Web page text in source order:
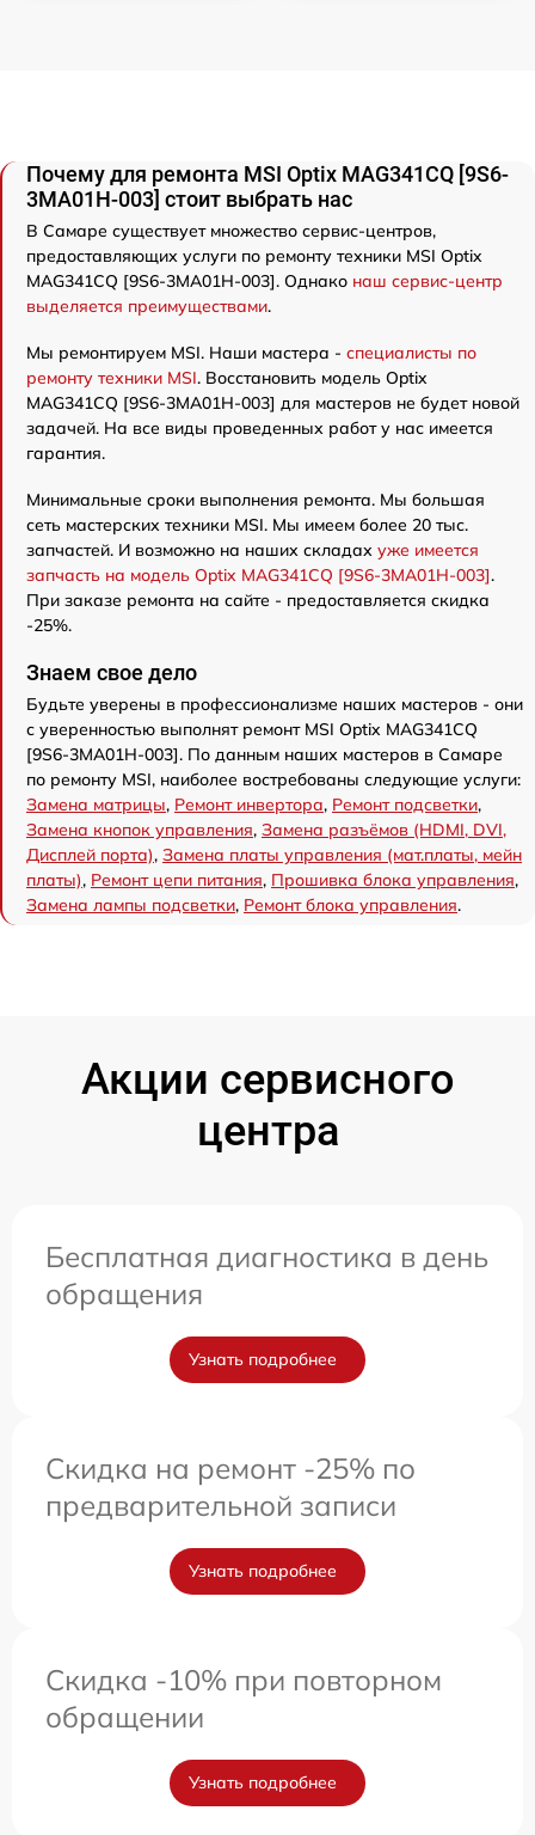
Почему для ремонта MSI Optix MAG341CQ [9S6-
3MA01H-003] стоит выбрать нас
В Самаре существует множество сервис-центров,
предоставляющих услуги по ремонту техники MSI Optix
MAG341CQ [9S6-3MA01H-003]. Однако наш сервис-центр
выделяется преимуществами.
Мы ремонтируем MSI. Наши мастера - специалисты по
ремонту техники MSI. Восстановить модель Optix
MAG341CQ [9S6-3MA01H-003] для мастеров не будет новой
задачей. На все виды проведенных работ у нас имеется
гарантия.
Минимальные сроки выполнения ремонта. Мы большая
сеть мастерских техники MSI. Мы имеем более 20 тыс.
запчастей. И возможно на наших складах уже имеется
запчасть на модель Optix MAG341CQ [9S6-3MA01H-003].
При заказе ремонта на сайте - предоставляется скидка
-25%.
Знаем свое дело
Будьте уверены в профессионализме наших мастеров - они
с уверенностью выполнят ремонт MSI Optix MAG341CQ
[9S6-3MA01H-003]. По данным наших мастеров в Самаре
по ремонту MSI, наиболее востребованы следующие услуги:
Замена матрицы, Ремонт инвертора, Ремонт подсветки,
Замена кнопок управления, Замена разъёмов (HDMI, DVI,
Дисплей порта), Замена платы управления (мат.платы, мейн
платы), Ремонт цепи питания, Прошивка блока управления,
Замена лампы подсветки, Ремонт блока управления.
Акции сервисного
центра
Бесплатная диагностика в день
обращения
Узнать подробнее
Скидка на ремонт -25% по
предварительной записи
Узнать подробнее
Скидка -10% при повторном
обращении
Узнать подробнее